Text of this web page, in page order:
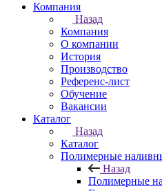
Компания
Назад
Компания
О компании
История
Производство
Референс-лист
Обучение
Вакансии
Каталог
Назад
Каталог
Полимерные
Назад
Полимерные